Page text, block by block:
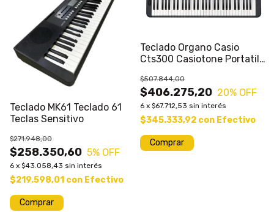
Teclado MK61 Teclado 61
Teclas Sensitivo
$258.350,60
$271.948,00
5% OFF
6 x $43.058,43 sin interés
$219.598,01 con Efectivo
Comprar
Teclado Organo Casio
Cts300 Casiotone Portatil
$406.275,20
$507.844,00
20% OFF
6 x $67.712,53 sin interés
$345.333,92 con Efectivo